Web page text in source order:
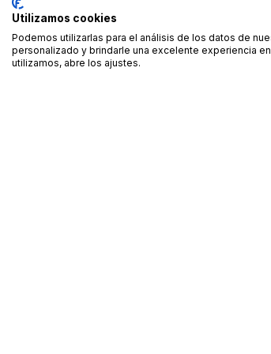
Utilizamos cookies
Podemos utilizarlas para el análisis de los datos de
personalizado y brindarle una excelente experiencia
utilizamos, abre los ajustes.